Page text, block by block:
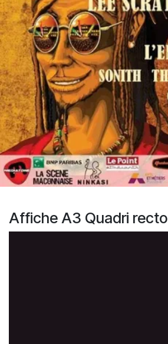
Affiche A3 Quadri recto